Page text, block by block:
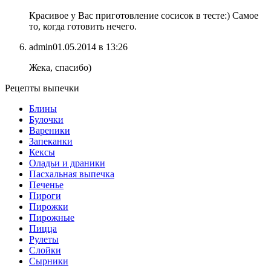
Красивое у Вас приготовление сосисок в тесте:) Самое
то, когда готовить нечего.
admin01.05.2014 в 13:26
Жека, спасибо)
Рецепты выпечки
Блины
Булочки
Вареники
Запеканки
Кексы
Оладьи и драники
Пасхальная выпечка
Печенье
Пироги
Пирожки
Пирожные
Пицца
Рулеты
Слойки
Сырники